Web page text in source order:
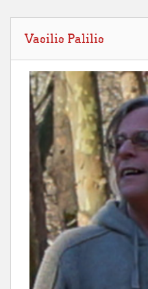
Vasilis Palilis